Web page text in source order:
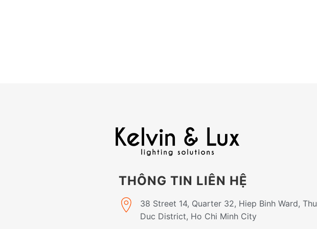
THÔNG TIN LIÊN HỆ
38 Street 14, Quarter 32, Hiep Binh Ward, Thu
Duc District, Ho Chi Minh City